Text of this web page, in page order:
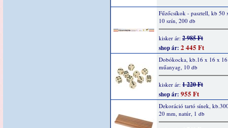
Fűzőcsíkok - pasztell, kb 50
10 szín, 200 db
kisker ár: 2 985 Ft
shop ár: 2 445 Ft
Dobókocka, kb.16 x 16 x
műanyag, 10 db
kisker ár: 1 220 Ft
shop ár: 955 Ft
Dekoráció tartó sínek,
20 mm, natúr, 1 db